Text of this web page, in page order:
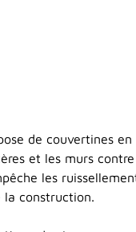
de couvertines
et les murs
les
construction.